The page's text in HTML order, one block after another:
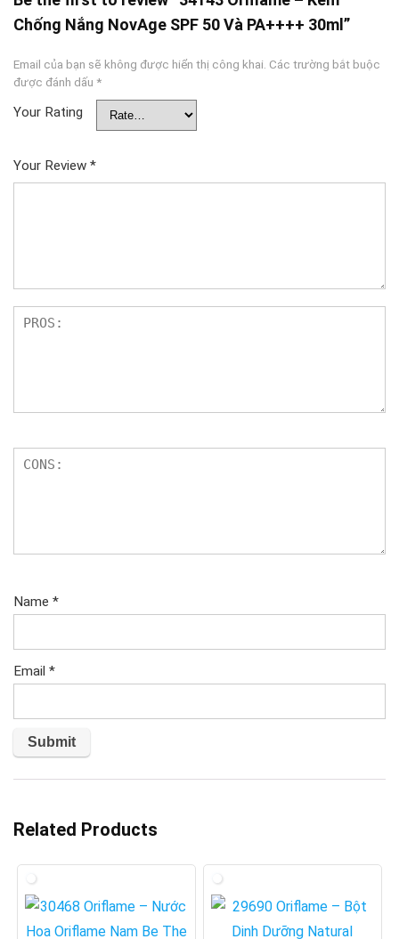
Chống Nắng NovAge SPF 50 Và PA++++ 30ml”
Email của bạn sẽ không được hiển thị công khai. Các trường bắt buộc
được đánh dấu *
Your Rating
Your Review *
Name *
Email *
Related Products